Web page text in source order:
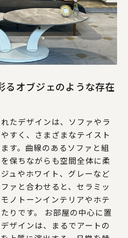
るオブジェのような存在
たデザインは、ソファやラ
すく、さまざまなテイスト
す。曲線のあるソファと組
保ちながらも空間全体に柔
ュやホワイト、グレーなど
ァと合わせると、セラミッ
ノトーンインテリアやホテ
りです。 お部屋の中心に置
ザインは、まるでアートの